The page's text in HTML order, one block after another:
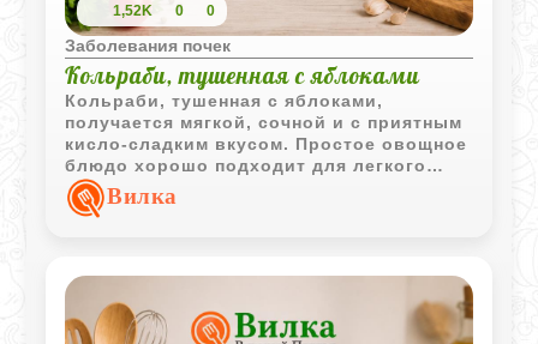
1,52K 0 0
Заболевания почек
Кольраби, тушенная с яблоками
Кольраби, тушенная с яблоками,
получается мягкой, сочной и с приятным
кисло-сладким вкусом. Простое овощное
блюдо хорошо подходит для легкого
домашнего ужина.
Вилка